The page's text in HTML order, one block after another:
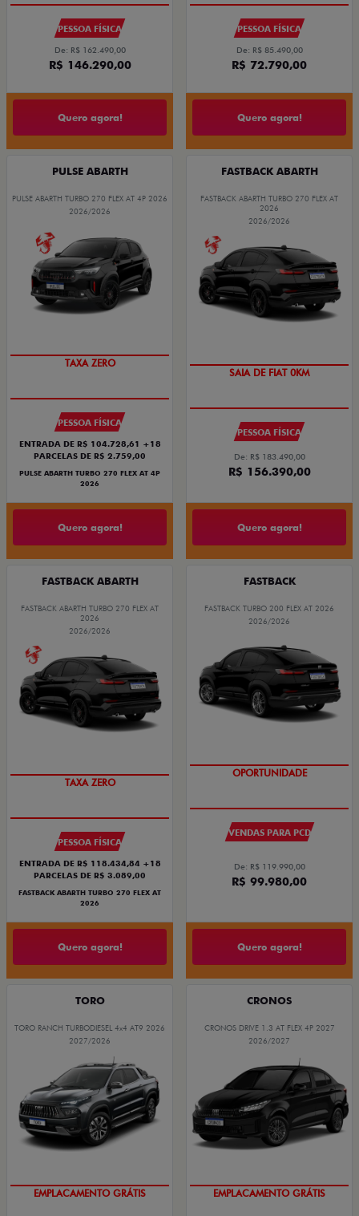
PESSOA FÍSICA
De: R$ 162.490,00
R$ 146.290,00
Quero agora!
PESSOA FÍSICA
De: R$ 85.490,00
R$ 72.790,00
Quero agora!
PULSE ABARTH
PULSE ABARTH TURBO 270 FLEX AT 4P 2026
2026/2026
SAIA DE FIAT 0KM
PESSOA FÍSICA
ENTRADA DE R$ 104.728,61 +18
PARCELAS DE R$ 2.759,00
PULSE ABARTH TURBO 270 FLEX AT 4P
2026
Quero agora!
FASTBACK ABARTH
FASTBACK ABARTH TURBO 270 FLEX AT
2026
2026/2026
PESSOA FÍSICA
De: R$ 183.490,00
R$ 156.390,00
Quero agora!
FASTBACK ABARTH
FASTBACK ABARTH TURBO 270 FLEX AT
2026
2026/2026
SAIA DE FIAT 0KM
PESSOA FÍSICA
ENTRADA DE R$ 118.434,84 +18
PARCELAS DE R$ 3.089,00
FASTBACK ABARTH TURBO 270 FLEX AT
2026
Quero agora!
FASTBACK
FASTBACK TURBO 200 FLEX AT 2026
2026/2026
OPORTUNIDADE
VENDAS PARA PCD
De: R$ 119.990,00
R$ 99.980,00
Quero agora!
TORO
TORO RANCH TURBODIESEL 4x4 AT9 2026
2027/2026
EMPLACAMENTO GRÁTIS
CRONOS
CRONOS DRIVE 1.3 AT FLEX 4P 2027
2026/2027
EMPLACAMENTO GRÁTIS